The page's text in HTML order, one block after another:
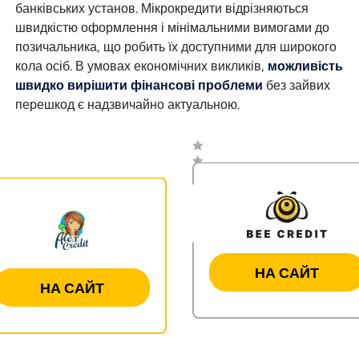
банківських установ. Мікрокредити відрізняються
швидкістю оформлення і мінімальними вимогами до
позичальника, що робить їх доступними для широкого
кола осіб. В умовах економічних викликів, можливість
швидко вирішити фінансові проблеми без зайвих
перешкод є надзвичайно актуальною.
НА САЙТ
НА САЙТ